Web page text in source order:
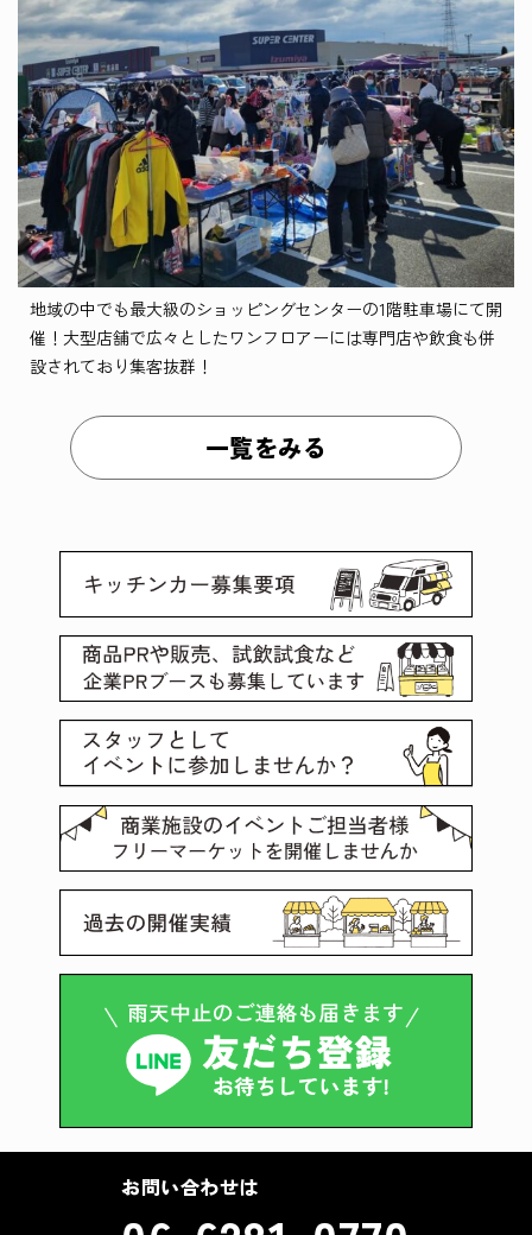
地域の中でも最大級のショッピングセンターの1階駐車場にて開
催！大型店舗で広々としたワンフロアーには専門店や飲食も併
設されており集客抜群！
一覧をみる
お問い合わせは